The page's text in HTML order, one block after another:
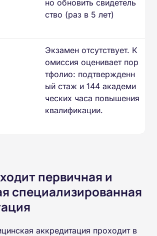
но обновить свидетель
ство (раз в 5 лет)
Экзамен отсутствует. К
омиссия оценивает пор
тфолио: подтвержденн
ый стаж и 144 академи
ческих часа повышения
квалификации.
первичная и
специализированная
аккредитация проходит в